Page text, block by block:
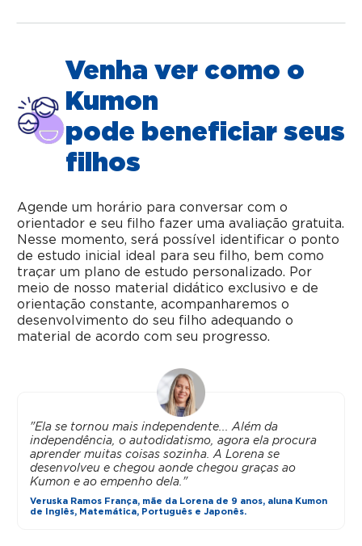
Venha ver como o
Kumon
pode beneficiar seus
filhos
Agende um horário para conversar com o
orientador e seu filho fazer uma avaliação gratuita.
Nesse momento, será possível identificar o ponto
de estudo inicial ideal para seu filho, bem como
traçar um plano de estudo personalizado. Por
meio de nosso material didático exclusivo e de
orientação constante, acompanharemos o
desenvolvimento do seu filho adequando o
material de acordo com seu progresso.
"Ela se tornou mais independente... Além da
independência, o autodidatismo, agora ela procura
aprender muitas coisas sozinha. A Lorena se
desenvolveu e chegou aonde chegou graças ao
Kumon e ao empenho dela."
Veruska Ramos França, mãe da Lorena de 9 anos, aluna Kumon
de Inglês, Matemática, Português e Japonês.